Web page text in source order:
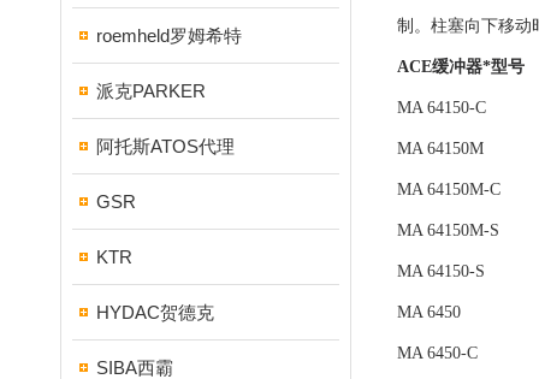
roemheld罗姆希特
派克PARKER
阿托斯ATOS代理
GSR
KTR
HYDAC贺德克
SIBA西霸
制。柱塞向下移动
ACE缓冲器*型号
MA 64150-C
MA 64150M
MA 64150M-C
MA 64150M-S
MA 64150-S
MA 6450
MA 6450-C